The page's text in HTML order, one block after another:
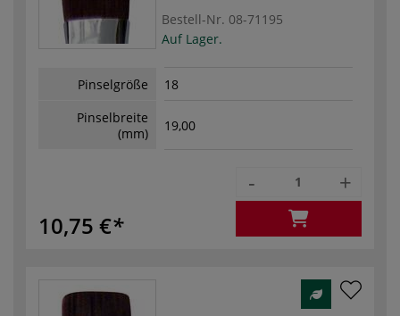
Bestell-Nr. 08-71195
Auf Lager.
Pinselgröße
18
Pinselbreite
(mm)
19,00
10,75 €
- +